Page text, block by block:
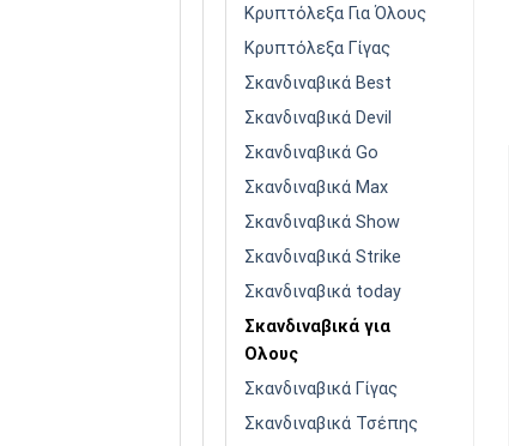
Κρυπτόλεξα Για Όλους
Κρυπτόλεξα Γίγας
Σκανδιναβικά Best
Σκανδιναβικά Devil
Σκανδιναβικά Go
Σκανδιναβικά Max
Σκανδιναβικά Show
Σκανδιναβικά Strike
Σκανδιναβικά today
Σκανδιναβικά για
Ολους
Σκανδιναβικά Γίγας
Σκανδιναβικά Τσέπης
Πρόσθήκη
επιθυμιών
ΕΞΑΝΤΛΗΜΈΝΟ